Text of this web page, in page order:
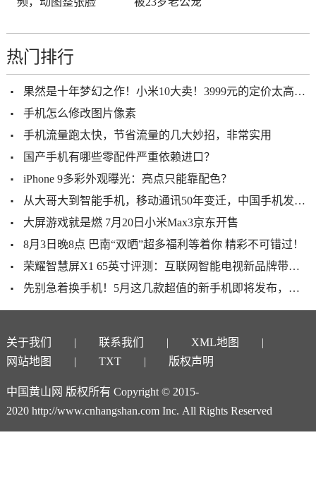
热门排行
果然是十年梦幻之作！小米10大卖！3999元的定价太高明了
手机怎么修改图片像素
手机流量跑太快，节省流量的几大妙招，非常实用
国产手机有哪些零配件严重依赖进口？
iPhone 9多彩外观曝光：亮点只能靠配色？
从大哥大到智能手机，移动通讯50年变迁，中国手机发展史
大屏游戏就是燃 7月20日小米Max3京东开售
8月3日晚8点 巴南“双晒”超多福利等着你 精彩不可错过！
荣耀智慧屏X1 65英寸评测：互联网智能电视新品牌带来有力入场券
先别急着换手机！5月这几款超值的新手机即将发布，红米荣耀都有
关于我们 联系我们
XML地图
网站地图
TXT 版权声明
中国黄山网 版权所有 Copyright © 2015-
2020 http://www.cnhangshan.com Inc. All Rights Reserved